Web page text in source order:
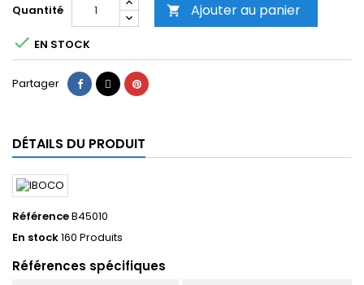
Quantité  Ajouter au panier
 EN STOCK
Partager PartagerTweetPinterest
DÉTAILS DU PRODUIT
RéférenceB45010
En stock160 Produits
Références spécifiques